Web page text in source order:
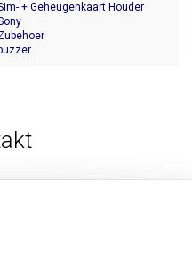
+ Geheugenkaart Houder
buzzer